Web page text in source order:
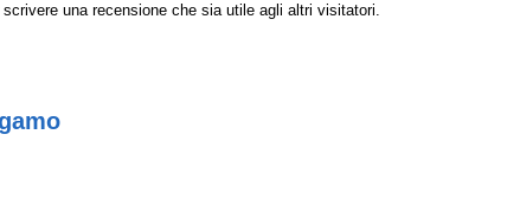
scrivere una recensione che sia utile agli altri visitatori.